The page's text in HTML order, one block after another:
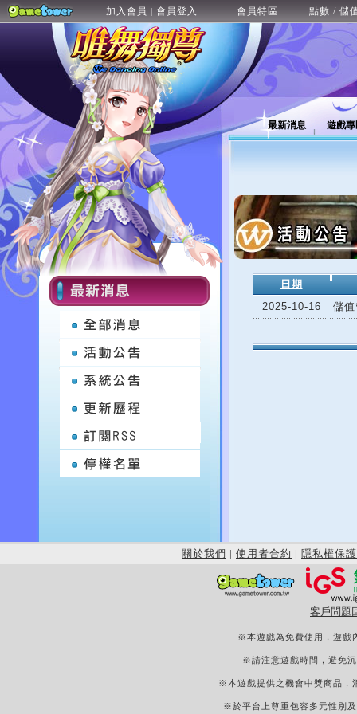
加入會員 | 會員登入 會員特區 點數 / 儲
最新消息 遊戲
日期
2025-10-16
儲
關於我們 | 使用者合約 | 隱私權保護
客戶問題
※本遊戲為免費使用，遊戲
※請注意遊戲時間，避免
※本遊戲提供之機會中獎商品，
※於平台上尊重包容多元性別